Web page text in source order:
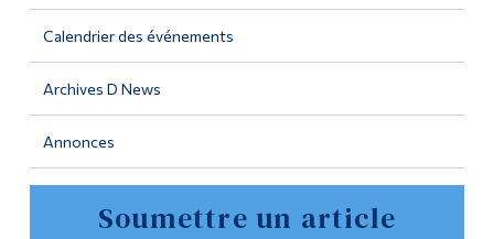
Calendrier des événements
Archives D News
Annonces
Soumettre un article
Outils
Programmes
Formation continue